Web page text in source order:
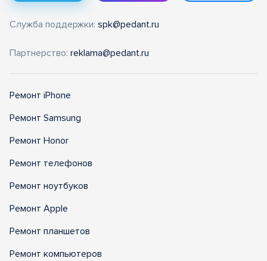
Служба поддержки: spk@pedant.ru
Партнерство: reklama@pedant.ru
Ремонт iPhone
Ремонт Samsung
Ремонт Honor
Ремонт телефонов
Ремонт ноутбуков
Ремонт Apple
Ремонт планшетов
Ремонт компьютеров